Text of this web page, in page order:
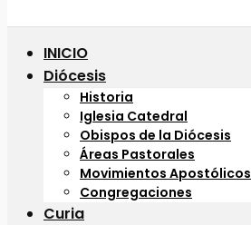
INICIO
Diócesis
Historia
Iglesia Catedral
Obispos de la Diócesis
Áreas Pastorales
Movimientos Apostólicos
Congregaciones
Curia